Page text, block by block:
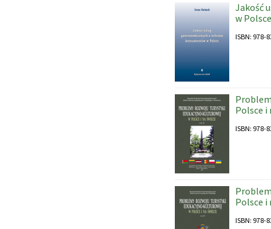
Jakość
w Polsce
ISBN: 978-
Polsce i
ISBN: 978-
Polsce i
ISBN: 978-